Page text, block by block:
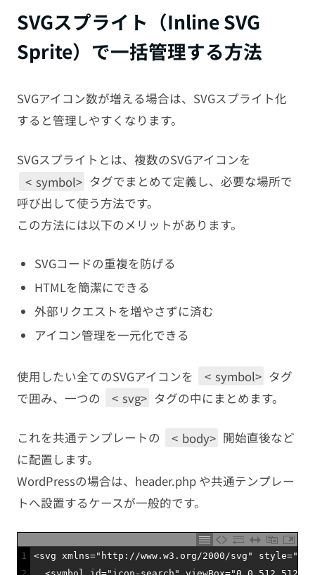
SVGスプライト（Inline SVG
Sprite）で一括管理する方法
SVGアイコン数が増える場合は、SVGスプライト化
すると管理しやすくなります。
SVGスプライトとは、複数のSVGアイコンを
< symbol> タグでまとめて定義し、必要な場所で
呼び出して使う方法です。
この方法には以下のメリットがあります。
SVGコードの重複を防げる
HTMLを簡潔にできる
外部リクエストを増やさずに済む
アイコン管理を一元化できる
使用したい全てのSVGアイコンを < symbol> タグ
で囲み、一つの
< svg> タグの中にまとめます。
これを共通テンプレートの < body> 開始直後など
に配置します。
WordPressの場合は、header.php や共通テンプレー
トへ設置するケースが一般的です。
1
<svg xmlns="http://www.w3.org/2000/svg" style=